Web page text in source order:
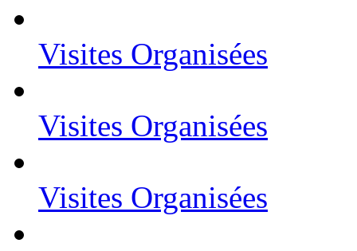
Visites Organisées
Visites Organisées
Visites Organisées